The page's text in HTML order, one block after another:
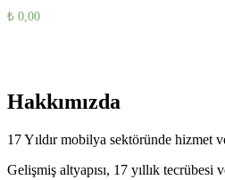
₺ 0,00
Hakkımızda
17 Yıldır mobilya sektöründe hizmet
Gelişmiş altyapısı, 17 yıllık tecrübesi